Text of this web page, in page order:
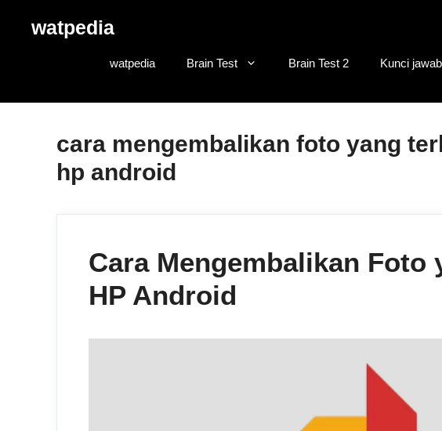
watpedia
watpedia Brain Test Brain Test 2 Kunci
cara mengembalikan foto yang
hp android
Cara Mengembalikan Foto
HP Android